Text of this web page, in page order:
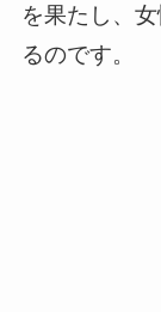
を果たし、
るのです。